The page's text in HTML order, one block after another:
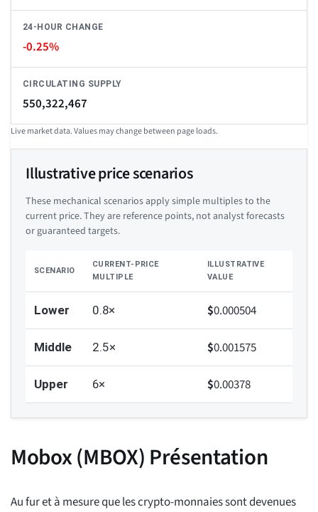
24-HOUR CHANGE
-0.25%
CIRCULATING SUPPLY
550,322,467
Live market data. Values may change between page loads.
Illustrative price scenarios
These mechanical scenarios apply simple multiples to the
current price. They are reference points, not analyst forecasts
or guaranteed targets.
SCENARIO
CURRENT-PRICE
MULTIPLE
ILLUSTRATIVE
VALUE
Lower 0.8× $0.000504
Middle 2.5× $0.001575
Upper 6× $0.00378
Mobox (MBOX) Présentation
Au fur et à mesure que les crypto-monnaies sont devenues